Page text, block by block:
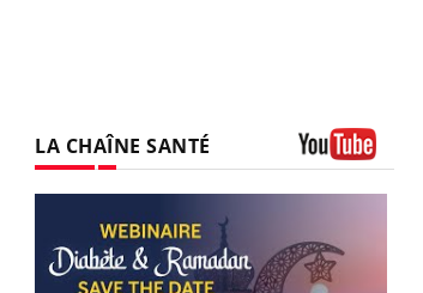
LA CHAÎNE SANTÉ